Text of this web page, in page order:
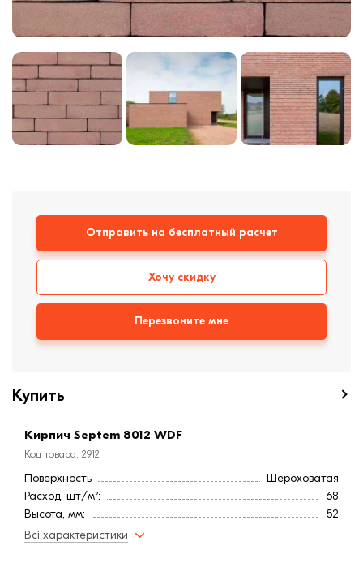
Кирпич ручной
формовки
Кровля
Ступени, крыльцо
Строительные
смеси
Отправить на бесплатный расчет
Хочу скидку
Перезвоните мне
Купить
Кирпич Septem 8012 WDF
Код товара: 2912
Поверхность
Шероховатая
Расход, шт/м²:
68
Высота, мм:
52
Длина, мм:
Всі характеристики